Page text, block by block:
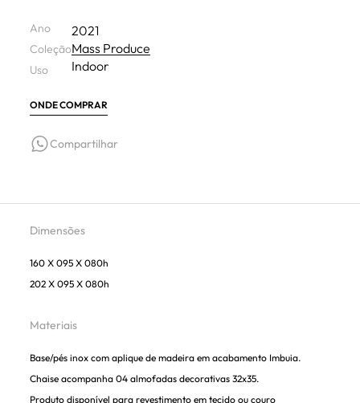
Ano
Coleção
Uso
2021
Mass Produce
Indoor
ONDE COMPRAR
Compartilhar
Dimensões
160 X 095 X 080h
202 X 095 X 080h
Materiais
Base/pés inox com aplique de madeira em acabamento Imbuia.
Chaise acompanha 04 almofadas decorativas 32x35.
Produto disponível para revestimento em tecido ou couro